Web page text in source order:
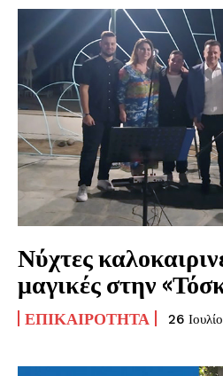
Νύχτες
μαγικές στην
ΕΠΙΚΑΙΡΌΤΗΤΑ 26